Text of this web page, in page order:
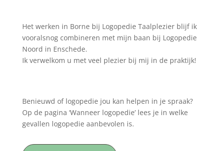
Het werken in Borne bij Logopedie Taalplezier blijf ik
vooralsnog combineren met mijn baan bij Logopedie
Noord in Enschede.
Ik verwelkom u met veel plezier bij mij in de praktijk!
Benieuwd of logopedie jou kan helpen in je spraak?
Op de pagina ‘Wanneer logopedie’ lees je in welke
gevallen logopedie aanbevolen is.